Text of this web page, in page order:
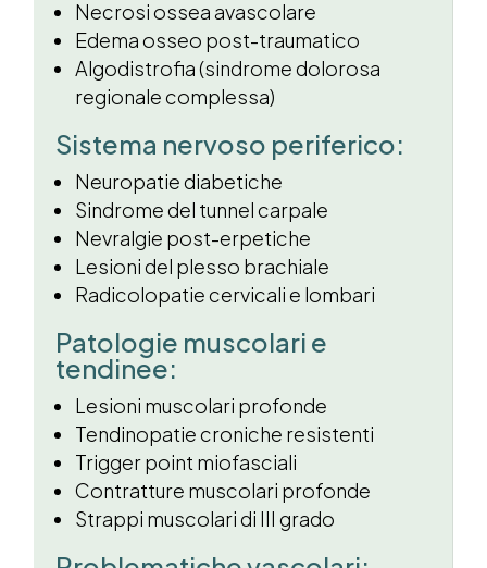
Necrosi ossea avascolare
Edema osseo post-traumatico
Algodistrofia (sindrome dolorosa
regionale complessa)
Sistema nervoso periferico:
Neuropatie diabetiche
Sindrome del tunnel carpale
Nevralgie post-erpetiche
Lesioni del plesso brachiale
Radicolopatie cervicali e lombari
Patologie muscolari e
tendinee:
Lesioni muscolari profonde
Tendinopatie croniche resistenti
Trigger point miofasciali
Contratture muscolari profonde
Strappi muscolari di III grado